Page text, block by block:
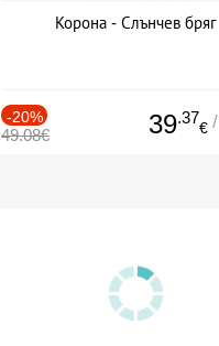
Корона - Слънчев бряг
-20%
49.08€ 39.37
€ /